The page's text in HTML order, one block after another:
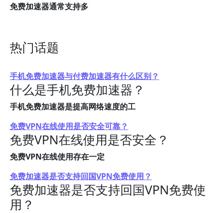
免费加速器通常支持多
热门话题
手机免费加速器与付费加速器有什么区别？
什么是手机免费加速器？
手机免费加速器是提高网络速度的工
免费VPN在线使用是否安全可靠？
免费VPN在线使用是否安全？
免费VPN在线使用存在一定
免费加速器是否支持回国VPN免费使用？
免费加速器是否支持回国VPN免费使
用？